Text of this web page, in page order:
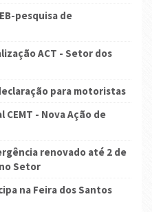
pesquisa de
ACT - Setor dos
para motoristas
- Nova Ação de
renovado até 2 de
Setor
na Feira dos Santos